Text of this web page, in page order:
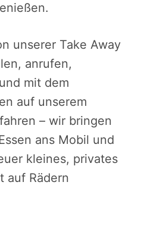
unserer Take Away
anrufen,
mit dem
auf unserem
– wir bringen
ans Mobil und
kleines, privates
auf Rädern